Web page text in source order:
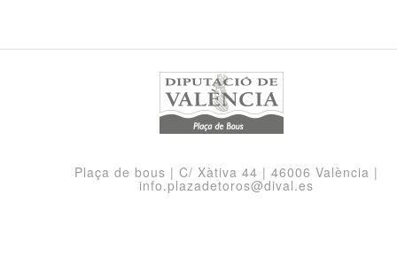
Plaça de bous | C/ Xàtiva 44 | 46006 València |
info.plazadetoros@dival.es